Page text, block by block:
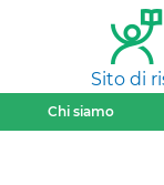
Sito di
Chi siamo